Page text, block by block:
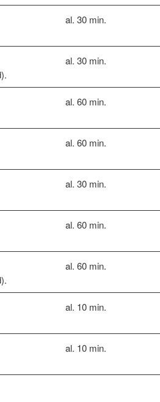
al. 30 min.
al. 30 min.
al. 60 min.
al. 60 min.
al. 30 min.
al. 60 min.
al. 60 min.
al. 10 min.
al. 10 min.